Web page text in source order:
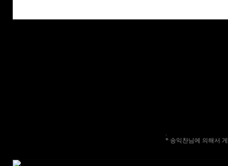
.
* 송익찬님에 의해서